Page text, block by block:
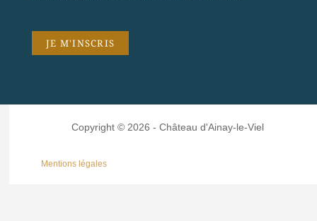
Copyright © 2026 - Château d'Ainay-le-Viel
Mentions légales